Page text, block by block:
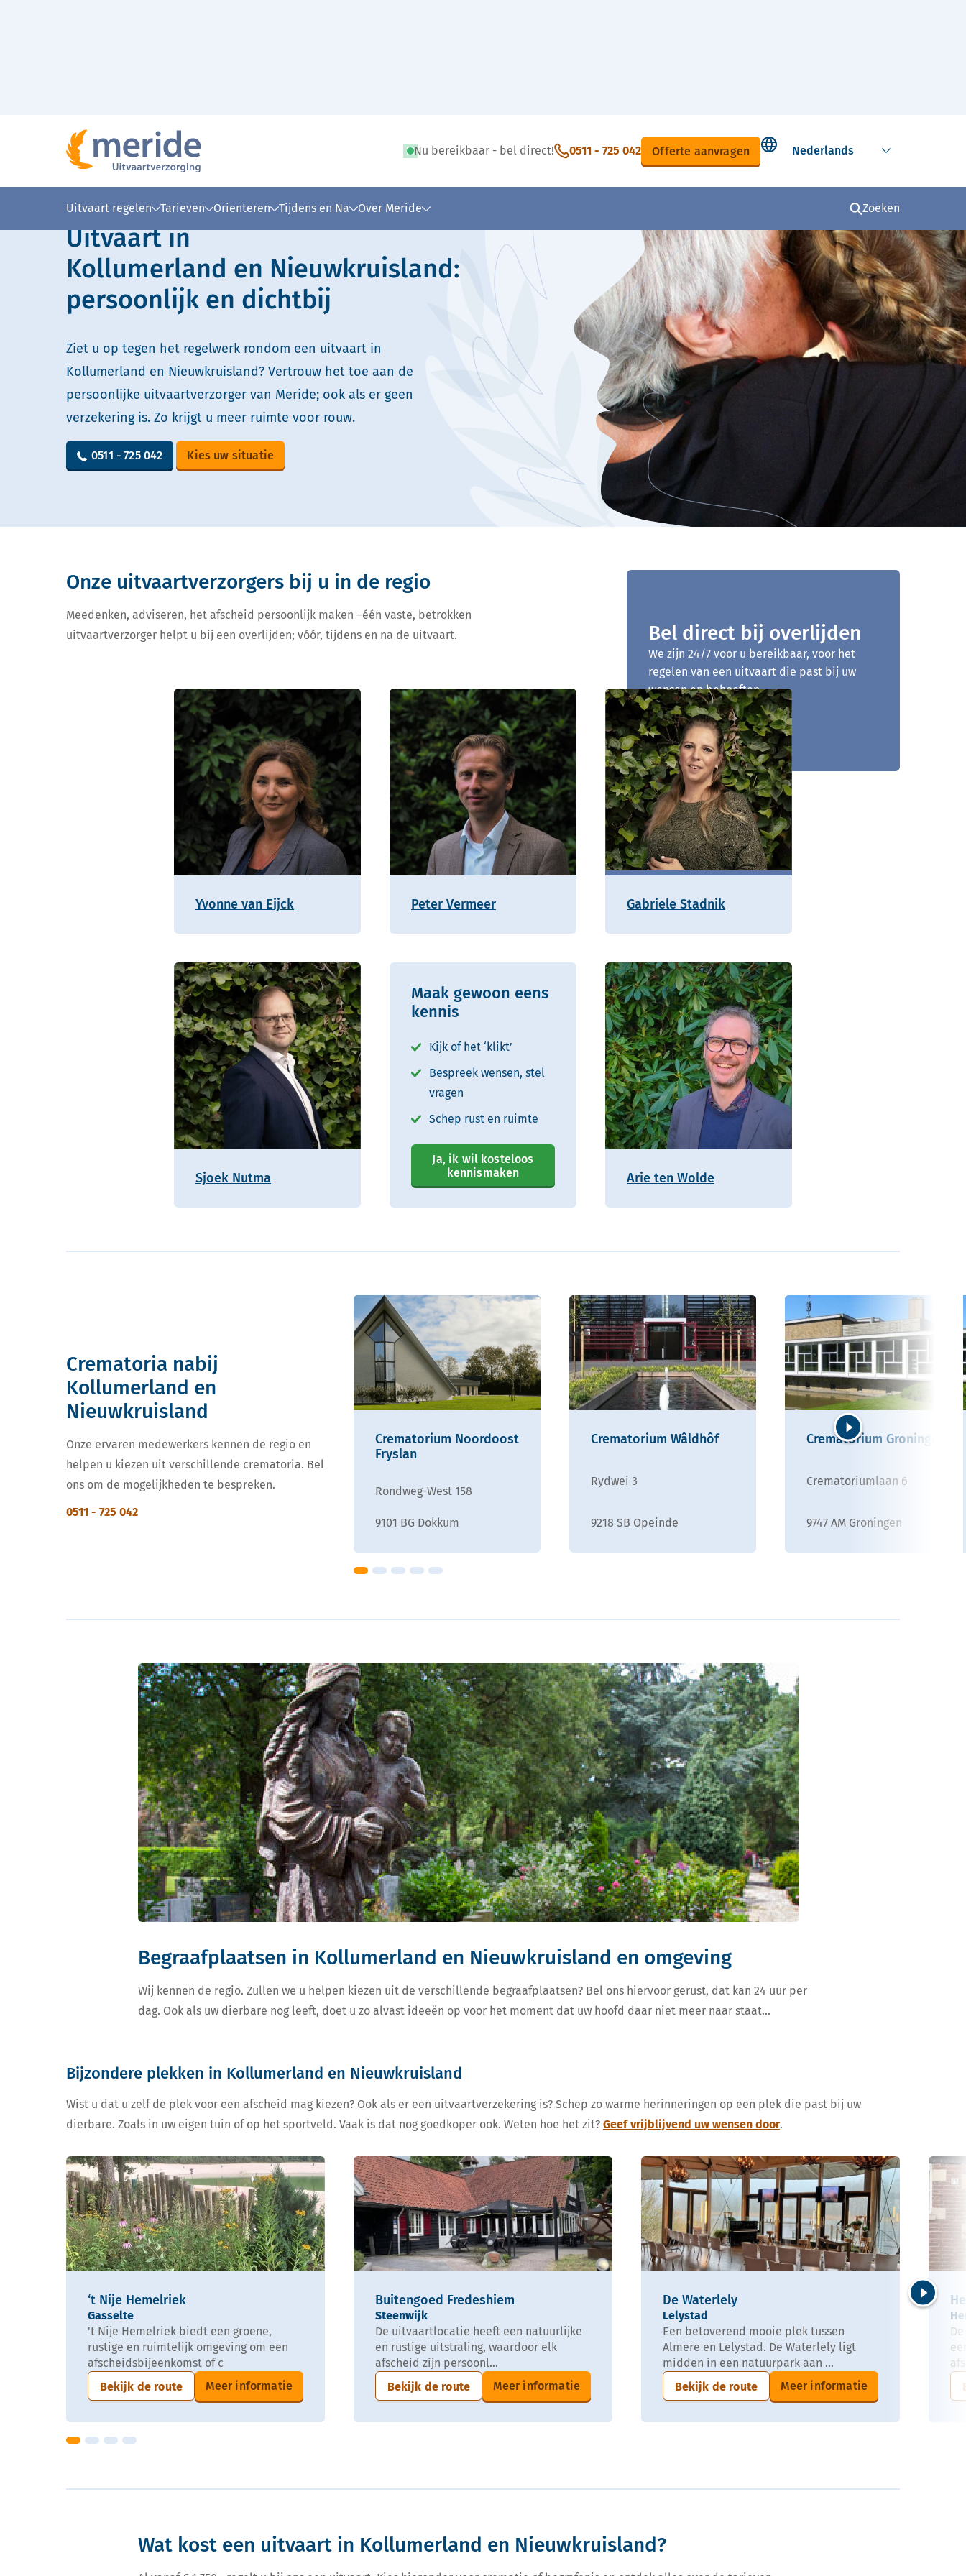
Nu bereikbaar - bel direct! 0511 - 725 042 Offerte aanvragen
Select language
Uitvaart regelen Tarieven Orienteren Tijdens en Na Over Meride Zoeken
Lees voor Uitleg woorden Simpele tekst
Uitvaart in
Kollumerland en Nieuwkruisland:
persoonlijk en dichtbij
Ziet u op tegen het regelwerk rondom een uitvaart in
Kollumerland en Nieuwkruisland? Vertrouw het toe aan de
persoonlijke uitvaartverzorger van Meride; ook als er geen
verzekering is. Zo krijgt u meer ruimte voor rouw.
0511 - 725 042 Kies uw situatie
Bel direct bij overlijden
We zijn 24/7 voor u bereikbaar, voor het
regelen van een uitvaart die past bij uw
wensen en behoeften.
0511 - 725 042
Onze uitvaartverzorgers bij u in de regio
Meedenken, adviseren, het afscheid persoonlijk maken –één vaste, betrokken
uitvaartverzorger helpt u bij een overlijden; vóór, tijdens en na de uitvaart.
Yvonne van Eijck Peter Vermeer Gabriele Stadnik
Sjoek Nutma
Maak gewoon eens
kennis
Kijk of het ‘klikt’
Bespreek wensen, stel
vragen
Schep rust en ruimte
Ja, ik wil kosteloos
kennismaken
Arie ten Wolde
Crematoria nabij
Kollumerland en
Nieuwkruisland
Onze ervaren medewerkers kennen de regio en
helpen u kiezen uit verschillende crematoria. Bel
ons om de mogelijkheden te bespreken.
0511 - 725 042
Crematorium Noordoost
Fryslan
Rondweg-West 158
9101 BG Dokkum
Crematorium Wâldhôf
Rydwei 3
9218 SB Opeinde
Crematorium Groningen
Crematoriumlaan 6
9747 AM Groningen
Begraafplaatsen in Kollumerland en Nieuwkruisland en omgeving
Wij kennen de regio. Zullen we u helpen kiezen uit de verschillende begraafplaatsen? Bel ons hiervoor gerust, dat kan 24 uur per
dag. Ook als uw dierbare nog leeft, doet u zo alvast ideeën op voor het moment dat uw hoofd daar niet meer naar staat…
Bijzondere plekken in Kollumerland en Nieuwkruisland
Wist u dat u zelf de plek voor een afscheid mag kiezen? Ook als er een uitvaartverzekering is? Schep zo warme herinneringen op een plek die past bij uw
dierbare. Zoals in uw eigen tuin of op het sportveld. Vaak is dat nog goedkoper ook. Weten hoe het zit? Geef vrijblijvend uw wensen door.
‘t Nije Hemelriek
Gasselte
't Nije Hemelriek biedt een groene,
rustige en ruimtelijk omgeving om een
afscheidsbijeenkomst of c
Bekijk de route
Meer informatie
Buitengoed Fredeshiem
Steenwijk
De uitvaartlocatie heeft een natuurlijke
en rustige uitstraling, waardoor elk
afscheid zijn persoonl...
Bekijk de route
Meer informatie
De Waterlely
Lelystad
Een betoverend mooie plek tussen
Almere en Lelystad. De Waterlely ligt
midden in een natuurpark aan ...
Bekijk de route
Meer informatie
Volgende
Wat kost een uitvaart in Kollumerland en Nieuwkruisland?